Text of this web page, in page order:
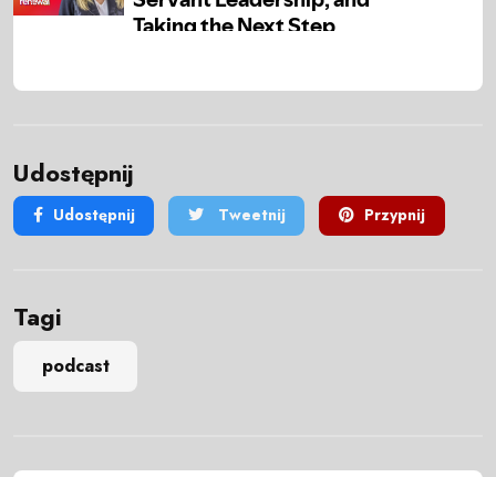
Udostępnij
Udostępnij Tweetnij Przypnij
Tagi
podcast